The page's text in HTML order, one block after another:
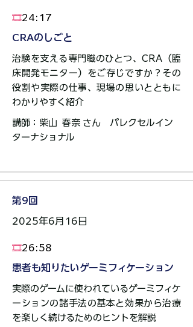
​🎞️24:17
CRAのしごと​
治験を支える専門職のひとつ、CRA（臨
床開発モニター）をご存じですか？その
役割や実際の仕事、現場の思いとともに
わかりやすく紹介​​​
講師：柴山 春奈 さん ​パレクセルイン
ターナショナル​​
第9回
2025年6月16日
​🎞️26:58
患者も知りたいゲーミフィケーション
実際のゲームに使われているゲーミフィケ
ーションの諸手法の基本と効果から治療
を楽しく続けるためのヒントを解説